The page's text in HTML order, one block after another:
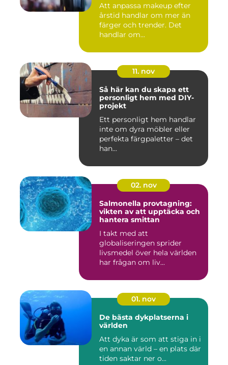
Att anpassa makeup efter
årstid handlar om mer än
färger och trender. Det
handlar om...
11. nov
Så här kan du skapa ett
personligt hem med DIY-
projekt
Ett personligt hem handlar
inte om dyra möbler eller
perfekta färgpaletter – det
han...
02. nov
Salmonella provtagning:
vikten av att upptäcka och
hantera smittan
I takt med att
globaliseringen sprider
livsmedel över hela världen
har frågan om liv...
01. nov
De bästa dykplatserna i
världen
Att dyka är som att stiga in i
en annan värld – en plats där
tiden saktar ner o...